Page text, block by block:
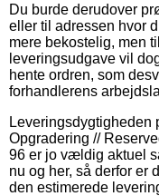
Du burde derudover
eller til adressen hvor
mere bekostelig, men
leveringsudgave vil
hente ordren, som
forhandlerens
Leveringsdygtigheden
Opgradering //
96 er jo vældig aktuel
nu og her, så derfor er
den estimerede